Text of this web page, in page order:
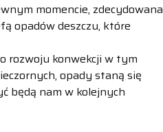
momencie, zdecydowana
opadów deszczu, które
rozwoju konwekcji w tym
opady staną się
będą nam w kolejnych